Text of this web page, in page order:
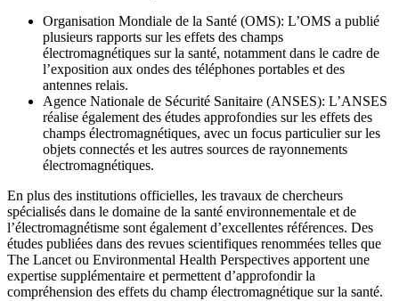
Organisation Mondiale de la Santé (OMS): L’OMS a publié
plusieurs rapports sur les effets des champs
électromagnétiques sur la santé, notamment dans le cadre de
l’exposition aux ondes des téléphones portables et des
antennes relais.
Agence Nationale de Sécurité Sanitaire (ANSES): L’ANSES
réalise également des études approfondies sur les effets des
champs électromagnétiques, avec un focus particulier sur les
objets connectés et les autres sources de rayonnements
électromagnétiques.
En plus des institutions officielles, les travaux de chercheurs
spécialisés dans le domaine de la santé environnementale et de
l’électromagnétisme sont également d’excellentes références. Des
études publiées dans des revues scientifiques renommées telles que
The Lancet ou Environmental Health Perspectives apportent une
expertise supplémentaire et permettent d’approfondir la
compréhension des effets du champ électromagnétique sur la santé.